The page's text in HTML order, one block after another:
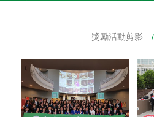
客戶服務
網站連結
獎勵活動剪影